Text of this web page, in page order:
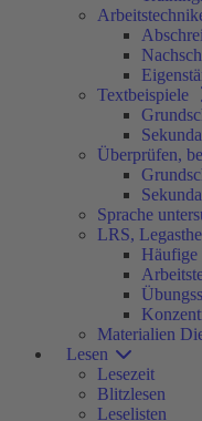
Textbeispiele
Überprüfen,
Sprache
LRS,
Häufige
Materialien
Lesen
Lesezeit
Blitzlesen
Leselisten